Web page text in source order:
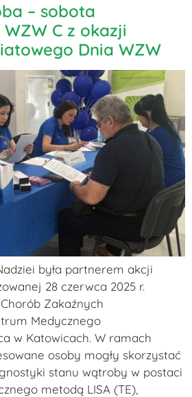
– sobota
C z okazji
Dnia WZW
była partnerem akcji
28 czerwca 2025 r.
Zakaźnych
Medycznego
w Katowicach. W ramach
osoby mogły skorzystać
stanu wątroby w postaci
metodą LISA (TE),